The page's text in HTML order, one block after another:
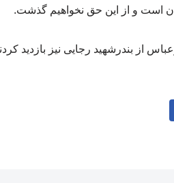
است و از این حق نخواهیم گذشت.
از بندرشهید رجایی نیز بازدید